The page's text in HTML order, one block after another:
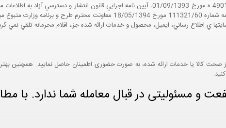
مواد 5 و 9 آيين نامه اجرايي و همچنين با تکيه بر نامه شماره 111321/60
ي اطلاع رساني، ايميل، محصول و خدمات ارائه شده جزء اقلام محرمانه تلقي نمي
صحت کالا یا خدمات ارائه شده، به صورت حضوری اطمینان حاصل نمایید. همچنین
و مسئولیتی در قبال معامله شما ندارد. با